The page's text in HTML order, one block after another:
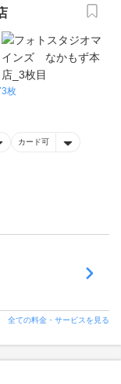
枚
カード可
全ての料金・サービスを見る